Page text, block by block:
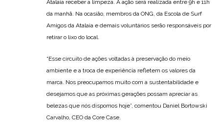
Atalaia receber a limpeza. A ação será realizada entre 9h e 11h
da manhã. Na ocasião, membros da ONG, da Escola de Surf
Amigos da Atalaia e demais voluntários serão responsáveis por
retirar o lixo do local.
“Esse circuito de ações voltadas à preservação do meio
ambiente e a troca de experiência refletem os valores da
marca. Nos preocupamos muito com a sustentabilidade e
desejamos que as próximas gerações possam apreciar as
belezas que nós dispomos hoje”, comentou Daniel Bortowski
Carvalho, CEO da Core Case.